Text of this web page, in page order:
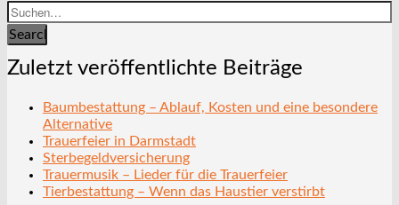
Search
Zuletzt veröffentlichte Beiträge
Baumbestattung – Ablauf, Kosten und eine besondere
Alternative
Trauerfeier in Darmstadt
Sterbegeldversicherung
Trauermusik – Lieder für die Trauerfeier
Tierbestattung – Wenn das Haustier verstirbt